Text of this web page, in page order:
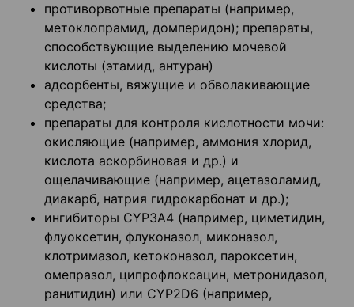
противорвотные препараты (например,
метоклопрамид, домперидон); препараты,
способствующие выделению мочевой
кислоты (этамид, антуран)
адсорбенты, вяжущие и обволакивающие
средства;
препараты для контроля кислотности мочи:
окисляющие (например, аммония хлорид,
кислота аскорбиновая и др.) и
ощелачивающие (например, ацетазоламид,
диакарб, натрия гидрокарбонат и др.);
ингибиторы СYРЗА4 (например, циметидин,
флуоксетин, флуконазол, миконазол,
клотримазол, кетоконазол, пароксетин,
омепразол, ципрофлоксацин, метронидазол,
ранитидин) или СYР2D6 (например,